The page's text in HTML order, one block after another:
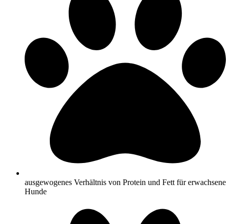
ausgewogenes Verhältnis von Protein und Fett für erwachsene
Hunde